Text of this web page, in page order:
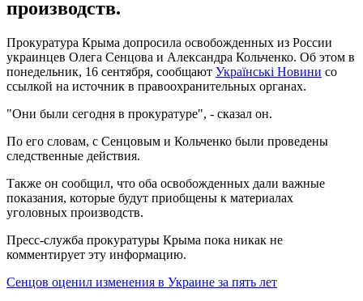
производств.
Прокуратура Крыма допросила освобожденных из России
украинцев Олега Сенцова и Александра Кольченко. Об этом в
понедельник, 16 сентября, сообщают Українські Новини со
ссылкой на источник в правоохранительных органах.
"Они были сегодня в прокуратуре", - сказал он.
По его словам, с Сенцовым и Кольченко были проведены
следственные действия.
Также он сообщил, что оба освобожденных дали важные
показания, которые будут приобщены к материалах
уголовных производств.
Пресс-служба прокуратуры Крыма пока никак не
комментирует эту информацию.
Сенцов оценил изменения в Украине за пять лет